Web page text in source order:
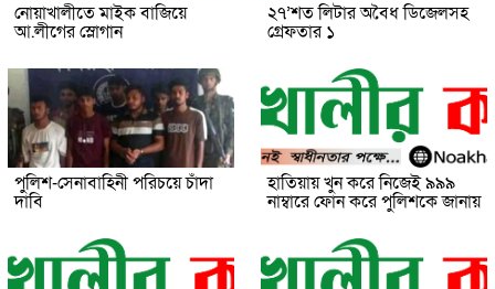
নোয়াখালীতে মাইক বাজিয়ে
আ.লীগের স্লোগান
২৭’শত লিটার অবৈধ ডিজেলসহ
গ্রেফতার ১
পুলিশ-সেনাবাহিনী পরিচয়ে চাঁদা
দাবি
হাতিয়ায় খুন করে নিজেই ৯৯৯
নাম্বারে ফোন করে পুলিশকে জানায়